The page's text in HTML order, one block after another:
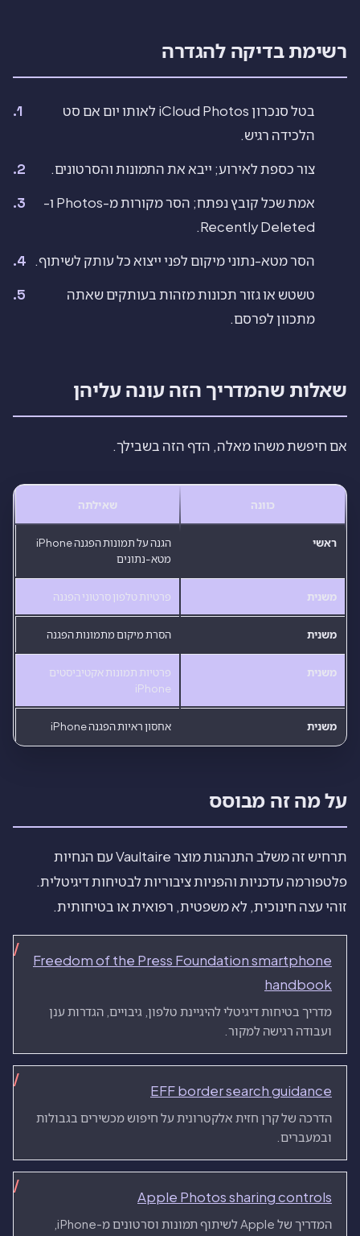
רשימת בדיקה להגדרה
בטל סנכרון iCloud Photos לאותו יום אם סט
הלכידה רגיש.
צור כספת לאירוע; ייבא את התמונות והסרטונים.
אמת שכל קובץ נפתח; הסר מקורות מ-Photos ו-
Recently Deleted.
הסר מטא-נתוני מיקום לפני ייצוא כל עותק לשיתוף.
טשטש או גזור תכונות מזהות בעותקים שאתה
מתכוון לפרסם.
שאלות שהמדריך הזה עונה עליהן
אם חיפשת משהו מאלה, הדף הזה בשבילך.
כוונה שאילתה
ראשי
הגנה על תמונות הפגנה iPhone
מטא-נתונים
משנית פרטיות טלפון סרטוני הפגנה
משנית הסרת מיקום מתמונות הפגנה
משנית
פרטיות תמונות אקטיביסטים
iPhone
משנית אחסון ראיות הפגנה iPhone
על מה זה מבוסס
תרחיש זה משלב התנהגות מוצר Vaultaire עם הנחיות
פלטפורמה עדכניות והפניות ציבוריות לבטיחות דיגיטלית.
זוהי עצה חינוכית, לא משפטית, רפואית או בטיחותית.
Freedom of the Press Foundation smartphone
handbook
מדריך בטיחות דיגיטלי להיגיינת טלפון, גיבויים, הגדרות ענן
ועבודה רגישה למקור.
EFF border search guidance
הדרכה של קרן חזית אלקטרונית על חיפוש מכשירים בגבולות
ובמעברים.
Apple Photos sharing controls